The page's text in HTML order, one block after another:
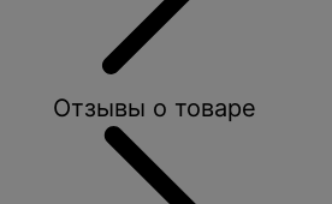
Отзывы о товаре